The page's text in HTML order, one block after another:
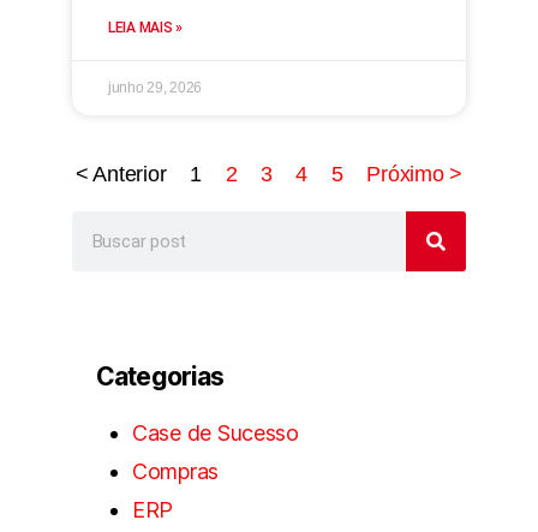
LEIA MAIS »
junho 29, 2026
< Anterior 1 2 3 4 5 Próximo >
Categorias
Case de Sucesso
Compras
ERP